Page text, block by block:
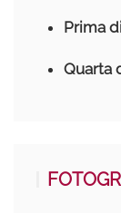
Prima
Quarta